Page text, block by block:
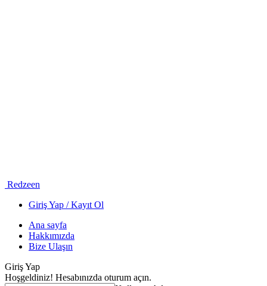
Redzeen
Giriş Yap / Kayıt Ol
Ana sayfa
Hakkımızda
Bize Ulaşın
Giriş Yap
Hoşgeldiniz! Hesabınızda oturum açın.